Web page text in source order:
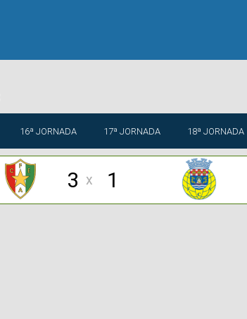
16ª JORNADA 17ª JORNADA 18ª JORNADA
3 x 1